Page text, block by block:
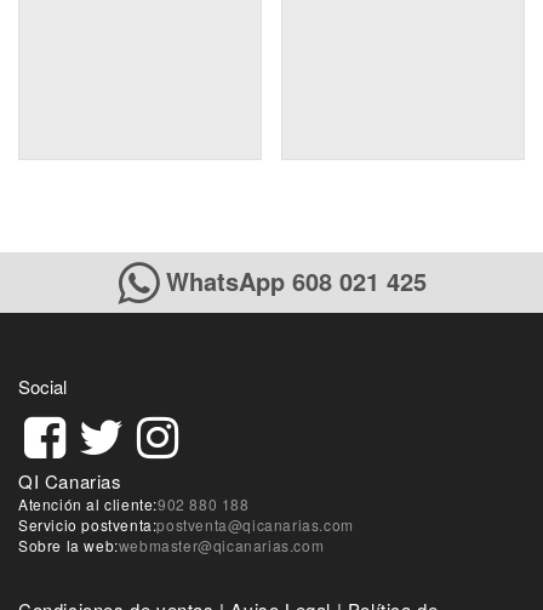
WhatsApp 608 021 425
Social
QI Canarias
Atención al cliente:902 880 188
Servicio postventa:postventa@qicanarias.com
Sobre la web:webmaster@qicanarias.com